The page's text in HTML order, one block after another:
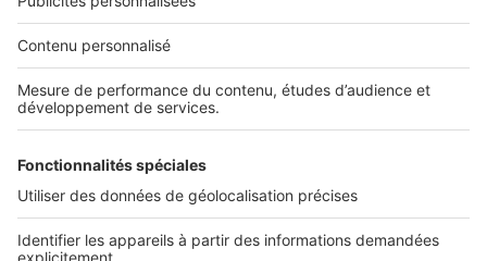
NOS APPLICATIONS
Découvrez nos applications
Tous nos services pro
Accès client
Mes annonces sur SeLoger